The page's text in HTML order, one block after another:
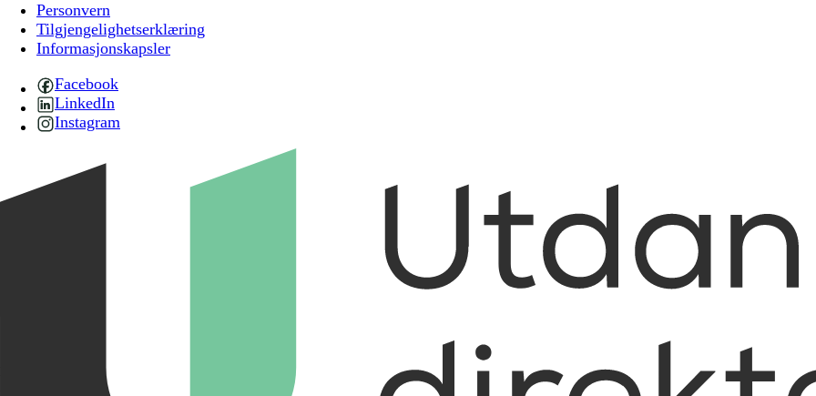
Personvern
Tilgjengelighetserklæring
Informasjonskapsler
Facebook
LinkedIn
Instagram